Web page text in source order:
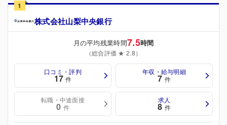
1
株式会社山梨中央銀行
月の平均残業時間7.5時間
（総合評価 ★ 2.8）
口コミ・評判
17 件
年収・給与明細
7 件
転職・中途面接
0 件
求人
8 件